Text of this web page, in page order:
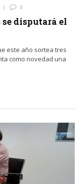
0
disputará el
este año sortea tres
como novedad una